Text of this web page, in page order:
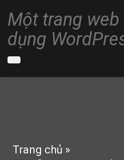
Một trang
dụng
Trang chủ »